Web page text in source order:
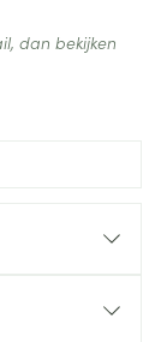
dan bekijken